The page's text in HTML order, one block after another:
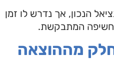
הנכון, אך נדרש לו זמן
המתבקשת.
מההוצאה